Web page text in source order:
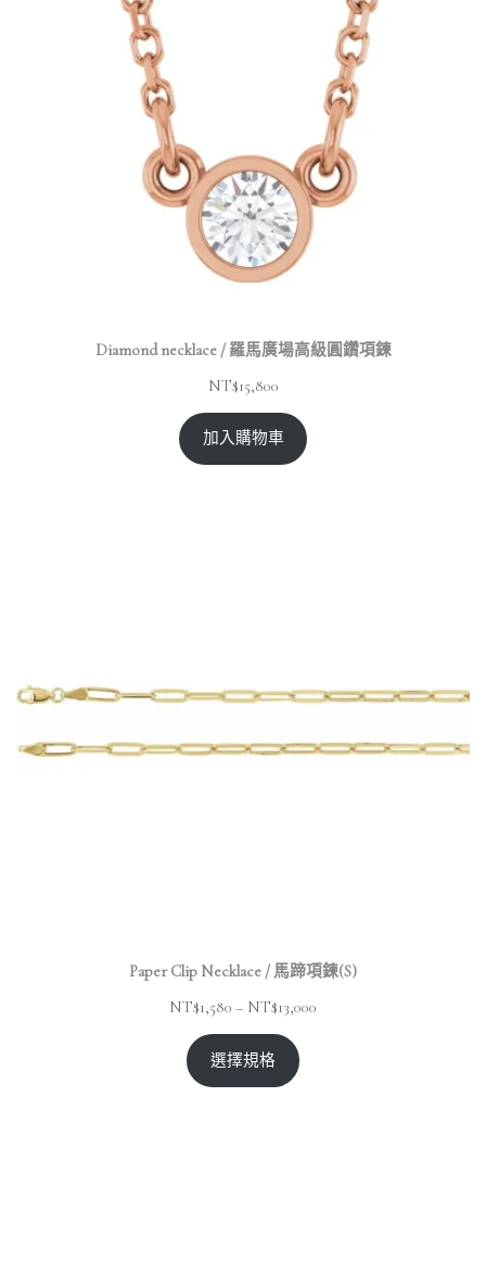
Diamond necklace / 羅馬廣場高級圓鑽項鍊
NT$15,800
加入購物車
Paper Clip Necklace / 馬蹄項鍊(S)
NT$1,580 – NT$13,000
選擇規格